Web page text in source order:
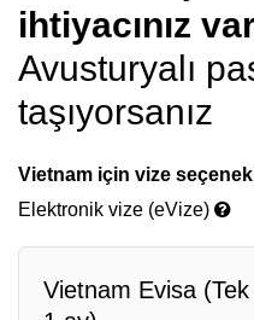
ihtiyacınız
Avusturyalı
taşıyorsanız
Vietnam için vize
Elektronik vize (eVize)
Vietnam Evisa